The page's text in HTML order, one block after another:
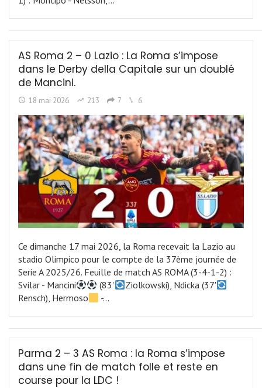
AS Roma 2 – 0 Lazio : La Roma s’impose
dans le Derby della Capitale sur un doublé
de Mancini.
18 mai 2026 213 7 6
Ce dimanche 17 mai 2026, la Roma recevait la Lazio au
stadio Olimpico pour le compte de la 37ème journée de
Serie A 2025/26. Feuille de match AS ROMA (3-4-1-2) :
Svilar - Mancini
(83'
Ziolkowski), Ndicka (37'
Rensch), Hermoso
-…
Parma 2 – 3 AS Roma : la Roma s’impose
dans une fin de match folle et reste en
course pour la LDC !